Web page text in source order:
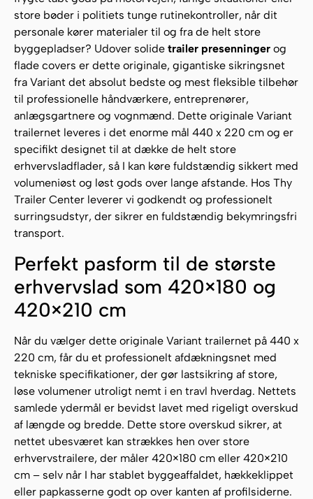
store bøder i politiets tunge rutinekontroller, når dit
personale kører materialer til og fra de helt store
byggepladser? Udover solide trailer presenninger og
flade covers er dette originale, gigantiske sikringsnet
fra Variant det absolut bedste og mest fleksible tilbehør
til professionelle håndværkere, entreprenører,
anlægsgartnere og vognmænd. Dette originale Variant
trailernet leveres i det enorme mål 440 x 220 cm og er
specifikt designet til at dække de helt store
erhvervsladflader, så I kan køre fuldstændig sikkert med
volumeniøst og løst gods over lange afstande. Hos Thy
Trailer Center leverer vi godkendt og professionelt
surringsudstyr, der sikrer en fuldstændig bekymringsfri
transport.
Perfekt pasform til de største
erhvervslad som 420×180 og
420×210 cm
Når du vælger dette originale Variant trailernet på 440 x
220 cm, får du et professionelt afdækningsnet med
tekniske specifikationer, der gør lastsikring af store,
løse volumener utroligt nemt i en travl hverdag. Nettets
samlede ydermål er bevidst lavet med rigeligt overskud
af længde og bredde. Dette store overskud sikrer, at
nettet ubesværet kan strækkes hen over store
erhvervstrailere, der måler 420×180 cm eller 420×210
cm – selv når I har stablet byggeaffaldet, hækkeklippet
eller papkasserne godt op over kanten af profilsiderne.